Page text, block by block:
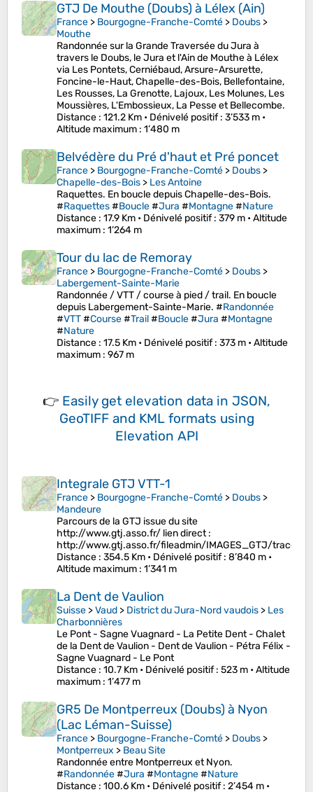
GTJ De Mouthe (Doubs) à Lélex (Ain)
France > Bourgogne-Franche-Comté > Doubs >
Mouthe
Randonnée sur la Grande Traversée du Jura à
travers le Doubs, le Jura et l'Ain de Mouthe à Lélex
via Les Pontets, Cerniébaud, Arsure-Arsurette,
Foncine-le-Haut, Chapelle-des-Bois, Bellefontaine,
Les Rousses, La Grenotte, Lajoux, Les Molunes, Les
Moussières, L'Embossieux, La Pesse et Bellecombe.
Distance : 121.2 Km • Dénivelé positif: 3’533 m •
Altitude maximum : 1’480 m
Belvédère du Pré d'haut et Pré poncet
France > Bourgogne-Franche-Comté > Doubs >
Chapelle-des-Bois > Les Antoine
Raquettes. En boucle depuis Chapelle-des-Bois.
#Raquettes#Boucle#Jura #Montagne#Nature
Distance : 17.9 Km • Dénivelé positif: 379 m •Altitude
maximum : 1’264 m
Tour du lac de Remoray
France > Bourgogne-Franche-Comté > Doubs >
Labergement-Sainte-Marie
Randonnée / VTT / course à pied / trail. En boucle
depuis Labergement-Sainte-Marie. #Randonnée
#VTT#Course#Trail#Boucle#Jura #Montagne
#Nature
Distance : 17.5 Km • Dénivelé positif: 373 m •Altitude
maximum : 967 m
👉 Easily get elevation data in JSON,
GeoTIFF and KML formats using
Elevation API
Integrale GTJ VTT-1
France > Bourgogne-Franche-Comté > Doubs >
Mandeure
Parcours de la GTJ issue du site
http://www.gtj.asso.fr/ lien direct :
http://www.gtj.asso.fr/fileadmin/IMAGES_GTJ/
Distance : 354.5 Km • Dénivelé positif: 8’840 m •
Altitude maximum : 1’341 m
La Dent de Vaulion
Suisse >Vaud > District du Jura-Nord vaudois > Les
Charbonnières
Le Pont - Sagne Vuagnard - La Petite Dent - Chalet
de la Dent de Vaulion - Dent de Vaulion - Pétra Félix -
Sagne Vuagnard - Le Pont
Distance : 10.7 Km • Dénivelé positif: 523 m •Altitude
maximum : 1’477 m
GR5 De Montperreux (Doubs) à Nyon
(Lac Léman-Suisse)
France > Bourgogne-Franche-Comté > Doubs >
Montperreux > Beau Site
Randonnée entre Montperreux et Nyon.
#Randonnée#Jura #Montagne#Nature
Distance : 100.6 Km • Dénivelé positif: 2’454 m •